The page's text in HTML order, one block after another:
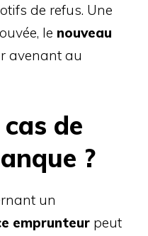
de refus. Une
le nouveau
avenant au
de
?
un
emprunteur peut